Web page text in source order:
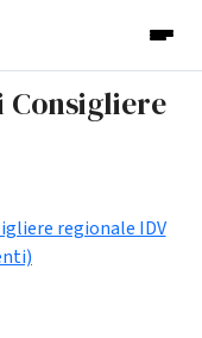
regionale IDV